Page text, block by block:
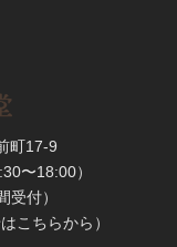
町17-9
〜18:00）
受付）
こちらから）